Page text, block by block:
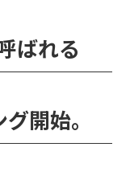
呼ばれる
開始。